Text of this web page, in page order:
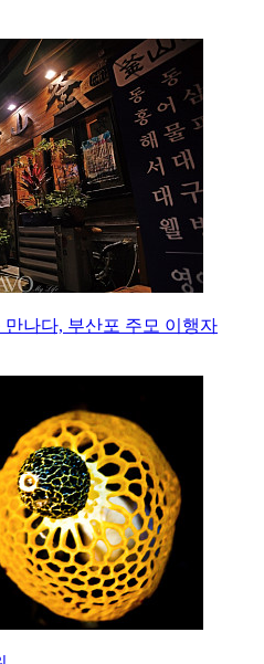
만나다, 부산포 주모 이행자